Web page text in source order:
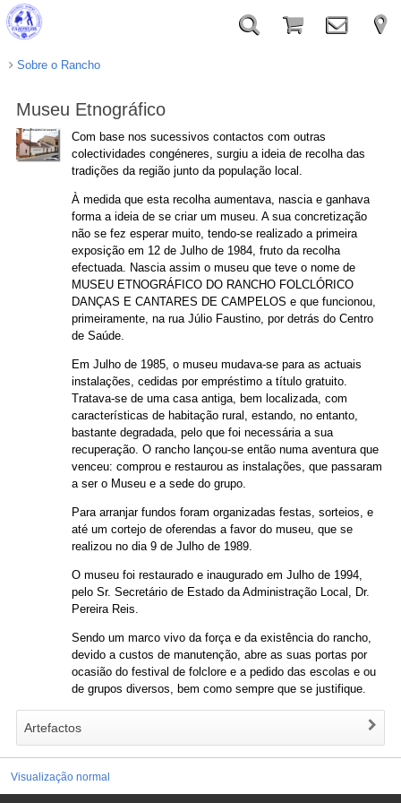
Sobre o Rancho
Museu Etnográfico
Com base nos sucessivos contactos com outras
colectividades congéneres, surgiu a ideia de recolha das
tradições da região junto da população local.
À medida que esta recolha aumentava, nascia e ganhava
forma a ideia de se criar um museu. A sua concretização
não se fez esperar muito, tendo-se realizado a primeira
exposição em 12 de Julho de 1984, fruto da recolha
efectuada. Nascia assim o museu que teve o nome de
MUSEU ETNOGRÁFICO DO RANCHO FOLCLÓRICO
DANÇAS E CANTARES DE CAMPELOS e que funcionou,
primeiramente, na rua Júlio Faustino, por detrás do Centro
de Saúde.
Em Julho de 1985, o museu mudava-se para as actuais
instalações, cedidas por empréstimo a título gratuito.
Tratava-se de uma casa antiga, bem localizada, com
características de habitação rural, estando, no entanto,
bastante degradada, pelo que foi necessária a sua
recuperação. O rancho lançou-se então numa aventura que
venceu: comprou e restaurou as instalações, que passaram
a ser o Museu e a sede do grupo.
Para arranjar fundos foram organizadas festas, sorteios, e
até um cortejo de oferendas a favor do museu, que se
realizou no dia 9 de Julho de 1989.
O museu foi restaurado e inaugurado em Julho de 1994,
pelo Sr. Secretário de Estado da Administração Local, Dr.
Pereira Reis.
Sendo um marco vivo da força e da existência do rancho,
devido a custos de manutenção, abre as suas portas por
ocasião do festival de folclore e a pedido das escolas e ou
de grupos diversos, bem como sempre que se justifique.
Artefactos
Visualização normal